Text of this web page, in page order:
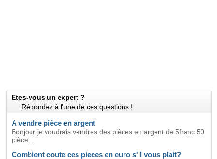
Etes-vous un expert ?
Répondez à l'une de ces questions !
A vendre pièce en argent
Bonjour je voudrais vendres des pièces en argent de 5franc 50
pièce...
Combient coute ces pieces en euro s'il vous plait?